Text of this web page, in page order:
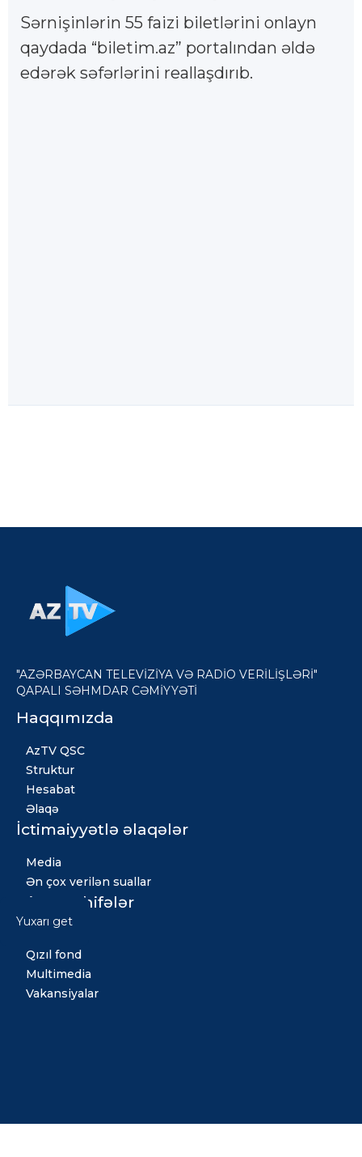
Sərnişinlərin 55 faizi biletlərini onlayn
qaydada “biletim.az” portalından əldə
edərək səfərlərini reallaşdırıb.
"AZƏRBAYCAN TELEVİZİYA VƏ RADİO VERİLİŞLƏRİ"
QAPALI SƏHMDAR CƏMİYYƏTİ
Haqqımızda
AzTV QSC
Struktur
Hesabat
Əlaqə
İctimaiyyətlə əlaqələr
Media
Ən çox verilən suallar
Digər səhifələr
Qızıl fond
Multimedia
Vakansiyalar
Yuxarı get